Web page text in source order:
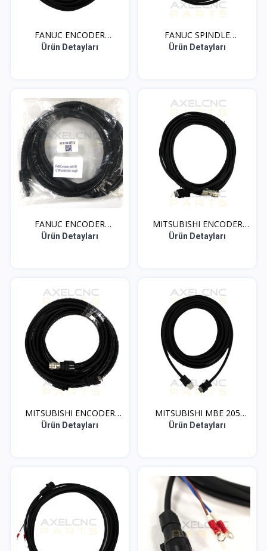
FANUC ENCODER
KABLOSU
Ürün Detayları
FANUC SPINDLE
ENCODER K...
Ürün Detayları
FANUC ENCODER
KABLOSU 5...
Ürün Detayları
MITSUBISHI ENCODER
SPIR...
Ürün Detayları
MITSUBISHI ENCODER
SPIR...
Ürün Detayları
MITSUBISHI MBE 205
SPIN...
Ürün Detayları